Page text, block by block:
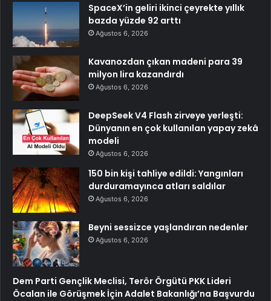
SpaceX’in geliri ikinci çeyrekte yıllık
bazda yüzde 92 arttı
Ağustos 6, 2026
Kavanozdan çıkan madeni para 39
milyon lira kazandırdı
Ağustos 6, 2026
DeepSeek V4 Flash zirveye yerleşti:
Dünyanın en çok kullanılan yapay zekâ
modeli
Ağustos 6, 2026
150 bin kişi tahliye edildi: Yangınları
durduramayınca atları saldılar
Ağustos 6, 2026
Beyni sessizce yaşlandıran nedenler
Ağustos 6, 2026
Dem Parti Gençlik Meclisi, Terör Örgütü PKK Lideri
Öcalan ile Görüşmek İçin Adalet Bakanlığı’na Başvurdu